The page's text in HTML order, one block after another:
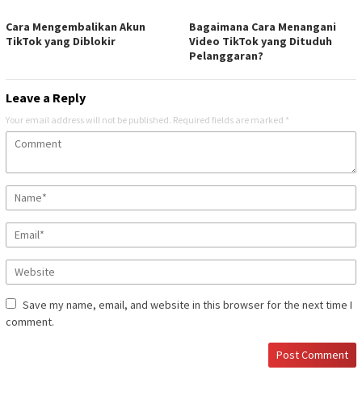
Cara Mengembalikan Akun
TikTok yang Diblokir
Bagaimana Cara Menangani
Video TikTok yang Dituduh
Pelanggaran?
Leave a Reply
Your email address will not be published. Required fields are marked *
Save my name, email, and website in this browser for the next time I
comment.